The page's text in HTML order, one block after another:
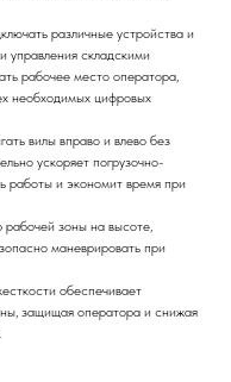
различные устройства и
управления складскими
рабочее место оператора,
необходимых цифровых
вилы вправо и влево без
ускоряет погрузочно-
работы и экономит время при
рабочей зоны на высоте,
маневрировать при
обеспечивает
защищая оператора и снижая